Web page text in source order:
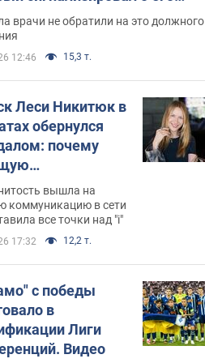
раке
врачи не обратили на это должного
12:46 15,3 т.
Леси Никитюк в
обернулся
почему
вышла на
коммуникацию в сети
все точки над "i"
17:32 12,2 т.
с победы
в
Лиги
Видео